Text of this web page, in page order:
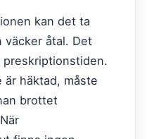
kan det ta
väcker åtal. Det
är häktad, måste
brottet